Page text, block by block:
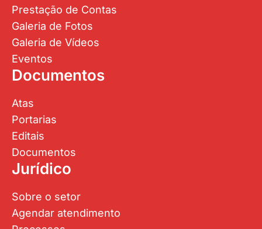
Prestação de Contas
Galeria de Fotos
Galeria de Vídeos
Eventos
Documentos
Atas
Portarias
Editais
Documentos
Jurídico
Sobre o setor
Agendar atendimento